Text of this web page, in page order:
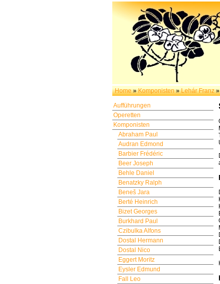
Home »Komponisten »Lehár Franz
Aufführungen
Operetten
Komponisten
Abraham Paul
Audran Edmond
Barbier Frédéric
Beer Joseph
Behle Daniel
Benatzky Ralph
Beneš Jara
Berté Heinrich
Bizet Georges
Burkhard Paul
Czibulka Alfons
Dostal Hermann
Dostal Nico
Eggert Moritz
Eysler Edmund
Fall Leo